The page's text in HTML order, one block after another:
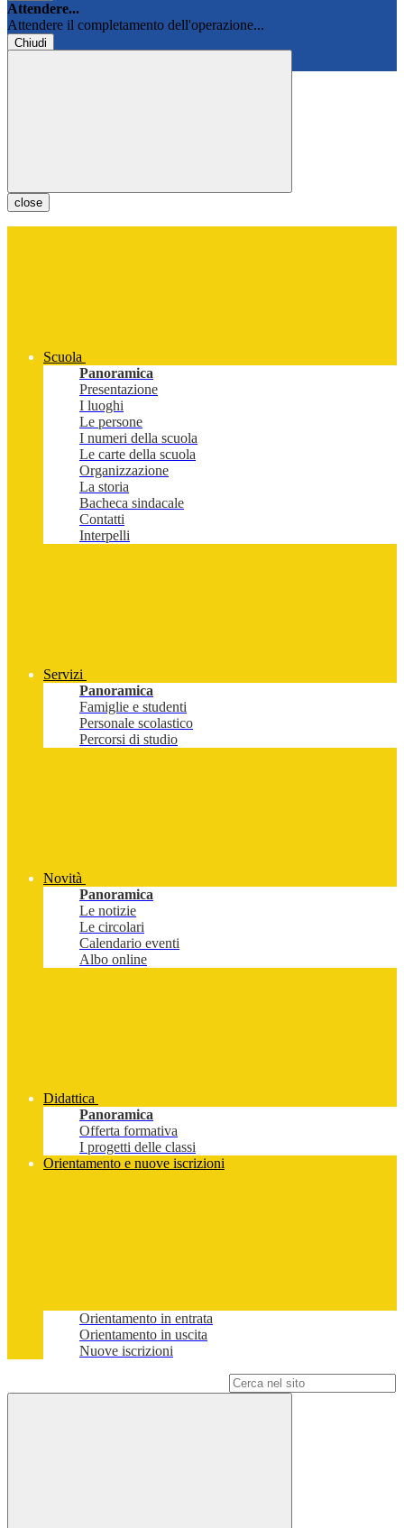
Attendere...
Attendere il completamento dell'operazione...
Chiudi
close
Scuola
Panoramica
Presentazione
I luoghi
Le persone
I numeri della scuola
Le carte della scuola
Organizzazione
La storia
Bacheca sindacale
Contatti
Interpelli
Servizi
Panoramica
Famiglie e studenti
Personale scolastico
Percorsi di studio
Novità
Panoramica
Le notizie
Le circolari
Calendario eventi
Albo online
Didattica
Panoramica
Offerta formativa
I progetti delle classi
Orientamento e nuove iscrizioni
Orientamento in entrata
Orientamento in uscita
Nuove iscrizioni